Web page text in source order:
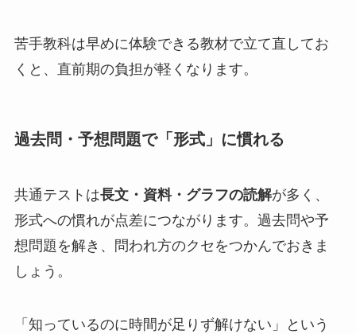
苦手教科は早めに体験できる教材で立て直してお
くと、直前期の負担が軽くなります。
過去問・予想問題で「形式」に慣れる
共通テストは長文・資料・グラフの読解が多く、
形式への慣れが点差につながります。過去問や予
想問題を解き、問われ方のクセをつかんでおきま
しょう。
「知っているのに時間が足りず解けない」という